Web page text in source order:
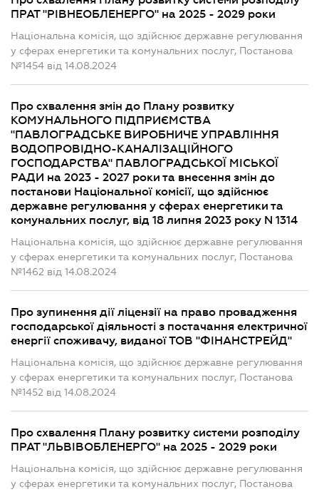
ПРАТ "РІВНЕОБЛЕНЕРГО" на 2025 - 2029 роки
Національна комісія, що здійснює державне регулювання
у сферах енергетики та комунальних послуг, Постанова
№1454 від 14.08.2024
Про схвалення змін до Плану розвитку
КОМУНАЛЬНОГО ПІДПРИЄМСТВА
"ПАВЛОГРАДСЬКЕ ВИРОБНИЧЕ УПРАВЛІННЯ
ВОДОПРОВІДНО-КАНАЛІЗАЦІЙНОГО
ГОСПОДАРСТВА" ПАВЛОГРАДСЬКОЇ МІСЬКОЇ
РАДИ на 2023 - 2027 роки та внесення змін до
постанови Національної комісії, що здійснює
державне регулювання у сферах енергетики та
комунальних послуг, від 18 липня 2023 року N 1314
Національна комісія, що здійснює державне регулювання
у сферах енергетики та комунальних послуг, Постанова
№1462 від 14.08.2024
Про зупинення дії ліцензії на право провадження
господарської діяльності з постачання електричної
енергії споживачу, виданої ТОВ "ФІНАНСТРЕЙД"
Національна комісія, що здійснює державне регулювання
у сферах енергетики та комунальних послуг, Постанова
№1452 від 14.08.2024
Про схвалення Плану розвитку системи розподілу
ПРАТ "ЛЬВІВОБЛЕНЕРГО" на 2025 - 2029 роки
Національна комісія, що здійснює державне регулювання
у сферах енергетики та комунальних послуг, Постанова